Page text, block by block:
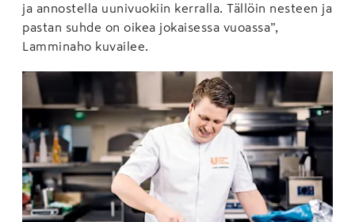
ja annostella uunivuokiin kerralla. Tällöin nesteen ja
pastan suhde on oikea jokaisessa vuoassa”,
Lamminaho kuvailee.